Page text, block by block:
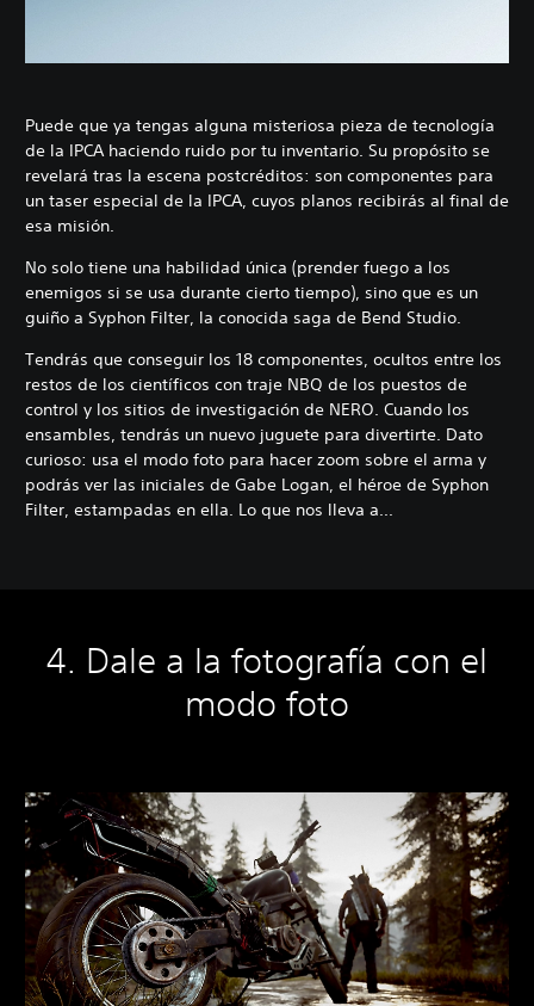
Puede que ya tengas alguna misteriosa pieza de tecnología
de la IPCA haciendo ruido por tu inventario. Su propósito se
revelará tras la escena postcréditos: son componentes para
un taser especial de la IPCA, cuyos planos recibirás al final de
esa misión.
No solo tiene una habilidad única (prender fuego a los
enemigos si se usa durante cierto tiempo), sino que es un
guiño a Syphon Filter, la conocida saga de Bend Studio.
Tendrás que conseguir los 18 componentes, ocultos entre los
restos de los científicos con traje NBQ de los puestos de
control y los sitios de investigación de NERO. Cuando los
ensambles, tendrás un nuevo juguete para divertirte. Dato
curioso: usa el modo foto para hacer zoom sobre el arma y
podrás ver las iniciales de Gabe Logan, el héroe de Syphon
Filter, estampadas en ella. Lo que nos lleva a...
4. Dale a la fotografía con el
modo foto